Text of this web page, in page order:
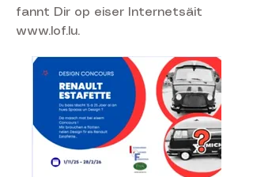
fannt Dir op eiser Internetsäit
www.lof.lu.